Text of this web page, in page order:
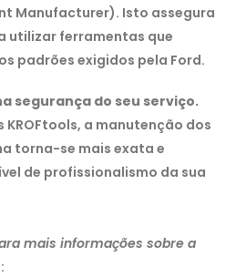
Manufacturer). Isto assegura
utilizar ferramentas que
padrões exigidos pela Ford.
segurança do seu serviço.
KROFtools, a manutenção dos
torna-se mais exata e
de profissionalismo da sua
mais informações sobre a
: